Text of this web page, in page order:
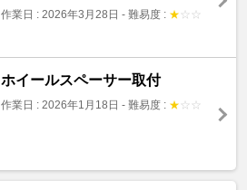
作業日 : 2026年3月28日 - 難易度 : ★ ☆ ☆
ホイールスペーサー取付
作業日 : 2026年1月18日 - 難易度 : ★ ☆ ☆